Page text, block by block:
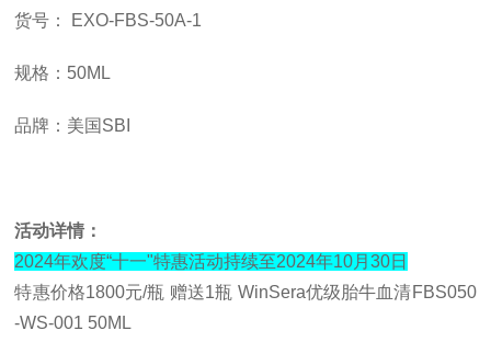
货号： EXO-FBS-50A-1
规格： 50ML
品牌：美国 SBI
活动详情：
2024年欢度“十一"特惠活动持续至2024年10月30日
特惠价格1800元/瓶 赠送1瓶 WinSera优级胎牛血清FBS050
-WS-001 50ML